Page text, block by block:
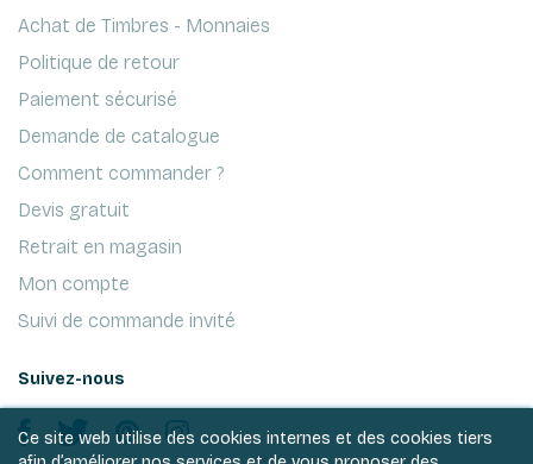
Achat de Timbres - Monnaies
Politique de retour
Paiement sécurisé
Demande de catalogue
Comment commander ?
Devis gratuit
Retrait en magasin
Mon compte
Suivi de commande invité
Suivez-nous
Ce site web utilise des cookies internes et des cookies tiers